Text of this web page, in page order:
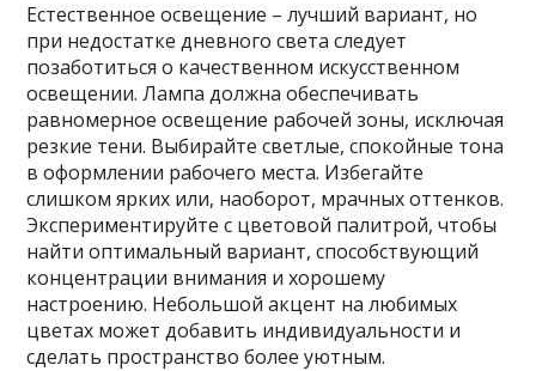
Естественное освещение – лучший вариант, но
при недостатке дневного света следует
позаботиться о качественном искусственном
освещении. Лампа должна обеспечивать
равномерное освещение рабочей зоны, исключая
резкие тени. Выбирайте светлые, спокойные тона
в оформлении рабочего места. Избегайте
слишком ярких или, наоборот, мрачных оттенков.
Экспериментируйте с цветовой палитрой, чтобы
найти оптимальный вариант, способствующий
концентрации внимания и хорошему
настроению. Небольшой акцент на любимых
цветах может добавить индивидуальности и
сделать пространство более уютным.